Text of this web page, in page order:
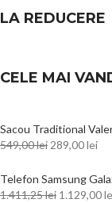
LA REDUCERE
CELE MAI
Sacou Traditional
549,00lei 289,00lei
Telefon Samsung
1.411,25lei 1.129,00